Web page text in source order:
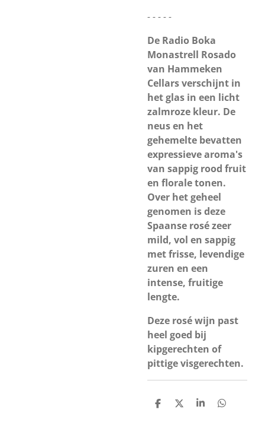
- - - - -
De Radio Boka
Monastrell Rosado
van Hammeken
Cellars verschijnt in
het glas in een licht
zalmroze kleur. De
neus en het
gehemelte bevatten
expressieve aroma's
van sappig rood fruit
en florale tonen.
Over het geheel
genomen is deze
Spaanse rosé zeer
mild, vol en sappig
met frisse, levendige
zuren en een
intense, fruitige
lengte.
Deze rosé wijn past
heel goed bij
kipgerechten of
pittige visgerechten.
D
D
S
D